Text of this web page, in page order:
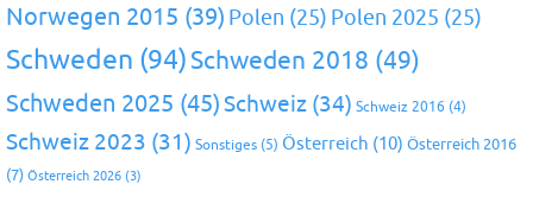
Norwegen 2015 (39) Polen (25) Polen 2025 (25)
Schweden (94)Schweden 2018 (49)
Schweden 2025 (45)Schweiz (34) Schweiz 2016 (4)
Schweiz 2023 (31) Sonstiges (5) Österreich (10) Österreich 2016
(7) Österreich 2026 (3)